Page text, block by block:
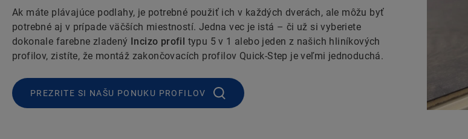
Ak máte plávajúce podlahy, je potrebné použiť ich v každých dverách, ale môžu byť
potrebné aj v prípade väčších miestností. Jedna vec je istá – či už si vyberiete
dokonale farebne zladený
Incizo profil typu 5 v 1 alebo jeden z našich hliníkových
profilov, zistíte, že montáž zakončovacích profilov Quick-Step je veľmi jednoduchá.
PREZRITE SI NAŠU PONUKU PROFILOV